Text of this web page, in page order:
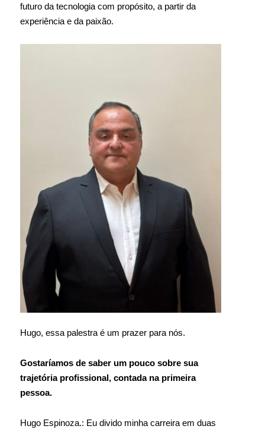
futuro da tecnologia com propósito, a partir da
experiência e da paixão.
Hugo, essa palestra é um prazer para nós.
Gostaríamos de saber um pouco sobre sua
trajetória profissional, contada na primeira
pessoa.
Hugo Espinoza.: Eu divido minha carreira em duas